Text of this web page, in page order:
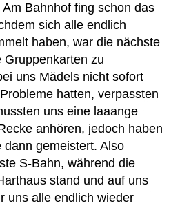
Bahnhof fing schon das
sich alle endlich
haben, war die nächste
Gruppenkarten zu
uns Mädels nicht sofort
hatten, verpassten
uns eine laaange
anhören, jedoch haben
gemeistert. Also
S-Bahn, während die
stand und auf uns
uns alle endlich wieder